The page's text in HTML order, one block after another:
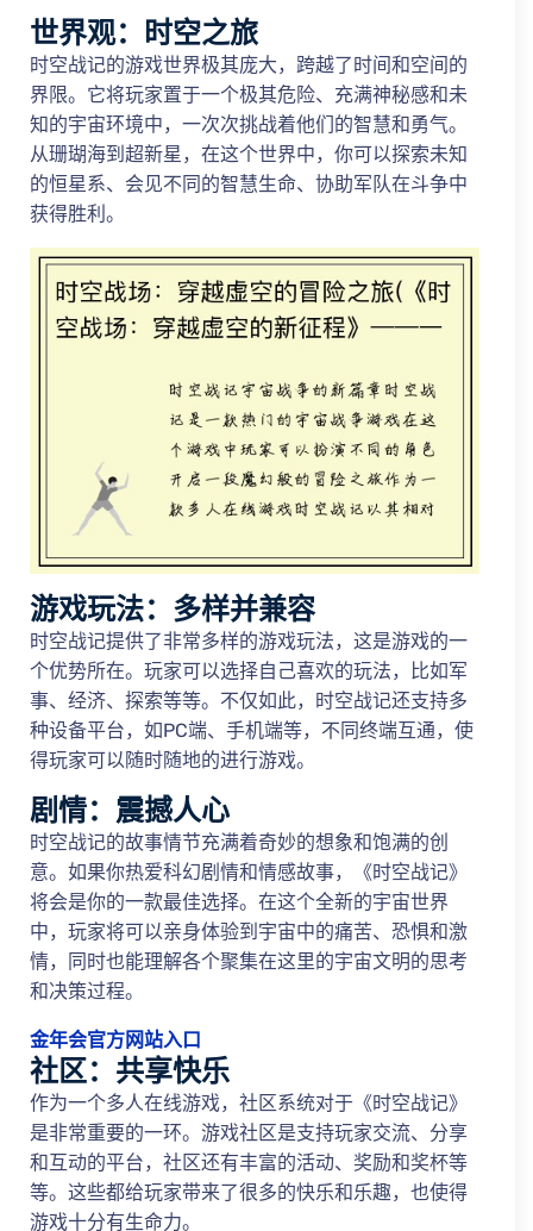
世界观：时空之旅
时空战记的游戏世界极其庞大，跨越了时间和空间的
界限。它将玩家置于一个极其危险、充满神秘感和未
知的宇宙环境中，一次次挑战着他们的智慧和勇气。
从珊瑚海到超新星，在这个世界中，你可以探索未知
的恒星系、会见不同的智慧生命、协助军队在斗争中
获得胜利。
游戏玩法：多样并兼容
时空战记提供了非常多样的游戏玩法，这是游戏的一
个优势所在。玩家可以选择自己喜欢的玩法，比如军
事、经济、探索等等。不仅如此，时空战记还支持多
种设备平台，如PC端、手机端等，不同终端互通，使
得玩家可以随时随地的进行游戏。
剧情：震撼人心
时空战记的故事情节充满着奇妙的想象和饱满的创
意。如果你热爱科幻剧情和情感故事，《时空战记》
将会是你的一款最佳选择。在这个全新的宇宙世界
中，玩家将可以亲身体验到宇宙中的痛苦、恐惧和激
情，同时也能理解各个聚集在这里的宇宙文明的思考
和决策过程。
金年会官方网站入口
社区：共享快乐
作为一个多人在线游戏，社区系统对于《时空战记》
是非常重要的一环。游戏社区是支持玩家交流、分享
和互动的平台，社区还有丰富的活动、奖励和奖杯等
等。这些都给玩家带来了很多的快乐和乐趣，也使得
游戏十分有生命力。